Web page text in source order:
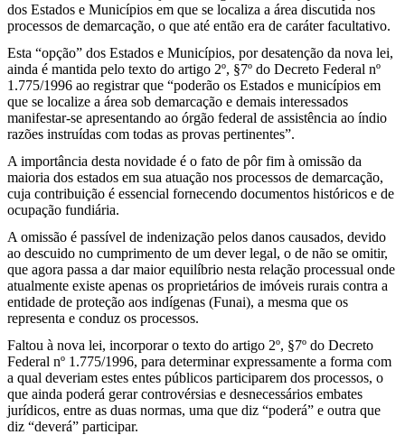
dos Estados e Municípios em que se localiza a área discutida nos
processos de demarcação, o que até então era de caráter facultativo.
Esta “opção” dos Estados e Municípios, por desatenção da nova lei,
ainda é mantida pelo texto do artigo 2º, §7º do Decreto Federal nº
1.775/1996 ao registrar que “poderão os Estados e municípios em
que se localize a área sob demarcação e demais interessados
manifestar-se apresentando ao órgão federal de assistência ao índio
razões instruídas com todas as provas pertinentes”.
A importância desta novidade é o fato de pôr fim à omissão da
maioria dos estados em sua atuação nos processos de demarcação,
cuja contribuição é essencial fornecendo documentos históricos e de
ocupação fundiária.
A omissão é passível de indenização pelos danos causados, devido
ao descuido no cumprimento de um dever legal, o de não se omitir,
que agora passa a dar maior equilíbrio nesta relação processual onde
atualmente existe apenas os proprietários de imóveis rurais contra a
entidade de proteção aos indígenas (Funai), a mesma que os
representa e conduz os processos.
Faltou à nova lei, incorporar o texto do artigo 2º, §7º do Decreto
Federal nº 1.775/1996, para determinar expressamente a forma com
a qual deveriam estes entes públicos participarem dos processos, o
que ainda poderá gerar controvérsias e desnecessários embates
jurídicos, entre as duas normas, uma que diz “poderá” e outra que
diz “deverá” participar.